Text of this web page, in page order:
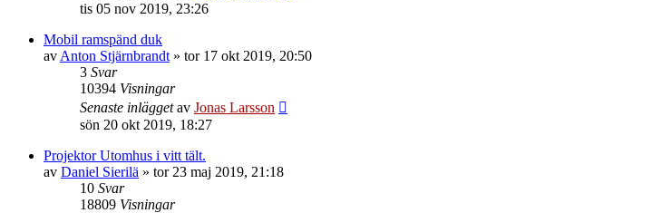
tis 05 nov 2019, 23:26
Mobil ramspänd duk
av Anton Stjärnbrandt » tor 17 okt 2019, 20:50
3 Svar
10394 Visningar
Senaste inläggetav Jonas Larsson
sön 20 okt 2019, 18:27
Projektor Utomhus i vitt tält.
av Daniel Sierilä » tor 23 maj 2019, 21:18
10 Svar
18809 Visningar